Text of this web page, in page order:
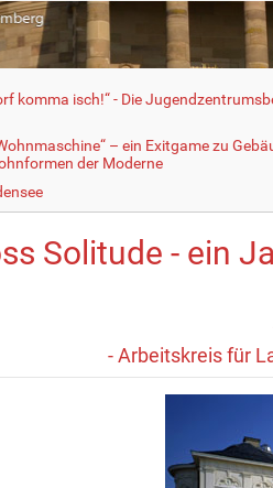
komma isch!“ - Die
– ein Exitgame zu
der Moderne
Solitude - ein
- Arbeitskreis für